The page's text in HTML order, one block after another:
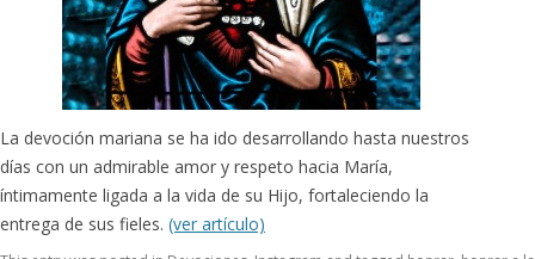
La devoción mariana se ha ido desarrollando hasta nuestros
días con un admirable amor y respeto hacia María,
íntimamente ligada a la vida de su Hijo, fortaleciendo la
entrega de sus fieles. (ver artículo)